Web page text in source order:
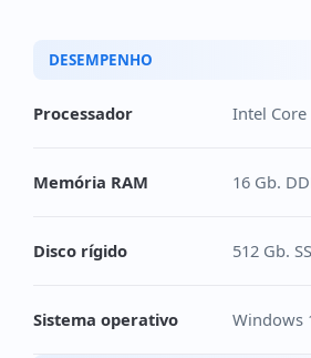
DESEMPENHO
Processador Intel Core
Memória RAM 16 Gb.
Disco rígido 512 Gb.
Sistema operativo Windows